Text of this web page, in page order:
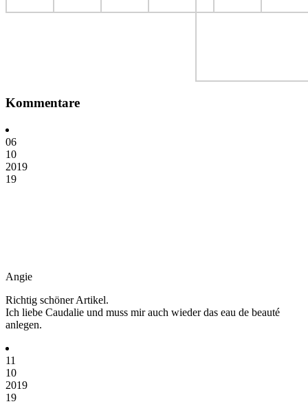
Kommentare
06
10
2019
19
Angie
Richtig schöner Artikel.
Ich liebe Caudalie und muss mir auch wieder das eau de beauté
anlegen.
11
10
2019
19